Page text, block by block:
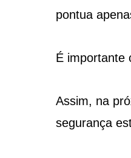
pontua
É importante
Assim, na
segurança